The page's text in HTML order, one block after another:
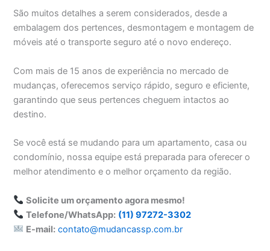
São muitos detalhes a serem considerados, desde a
embalagem dos pertences, desmontagem e montagem de
móveis até o transporte seguro até o novo endereço.
Com mais de 15 anos de experiência no mercado de
mudanças, oferecemos serviço rápido, seguro e eficiente,
garantindo que seus pertences cheguem intactos ao
destino.
Se você está se mudando para um apartamento, casa ou
condomínio, nossa equipe está preparada para oferecer o
melhor atendimento e o melhor orçamento da região.
Solicite um orçamento agora mesmo!
Telefone/WhatsApp: (11) 97272-3302
E-mail: contato@mudancassp.com.br